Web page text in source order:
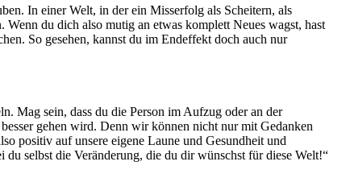
In einer Welt, in der ein Misserfolg als Scheitern, als
du dich also mutig an etwas komplett Neues wagst, hast
So gesehen, kannst du im Endeffekt doch auch nur
Mag sein, dass du die Person im Aufzug oder an der
gehen wird. Denn wir können nicht nur mit Gedanken
positiv auf unsere eigene Laune und Gesundheit und
selbst die Veränderung, die du dir wünschst für diese Welt!“